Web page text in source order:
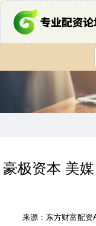
豪极资本 美
来源：东方财富配资